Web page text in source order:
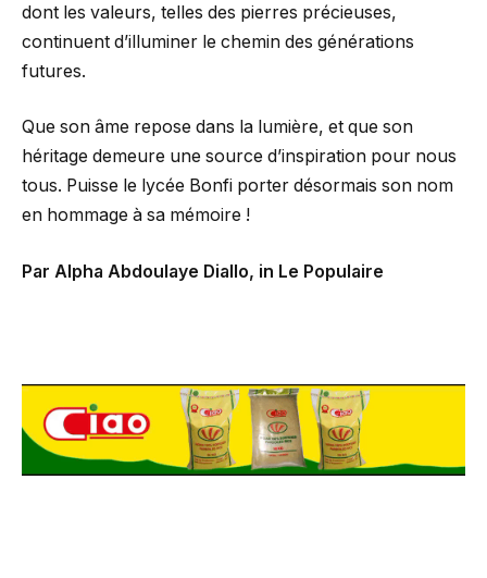
dont les valeurs, telles des pierres précieuses,
continuent d’illuminer le chemin des générations
futures.
Que son âme repose dans la lumière, et que son
héritage demeure une source d’inspiration pour nous
tous. Puisse le lycée Bonfi porter désormais son nom
en hommage à sa mémoire !
Par Alpha Abdoulaye Diallo, in Le Populaire